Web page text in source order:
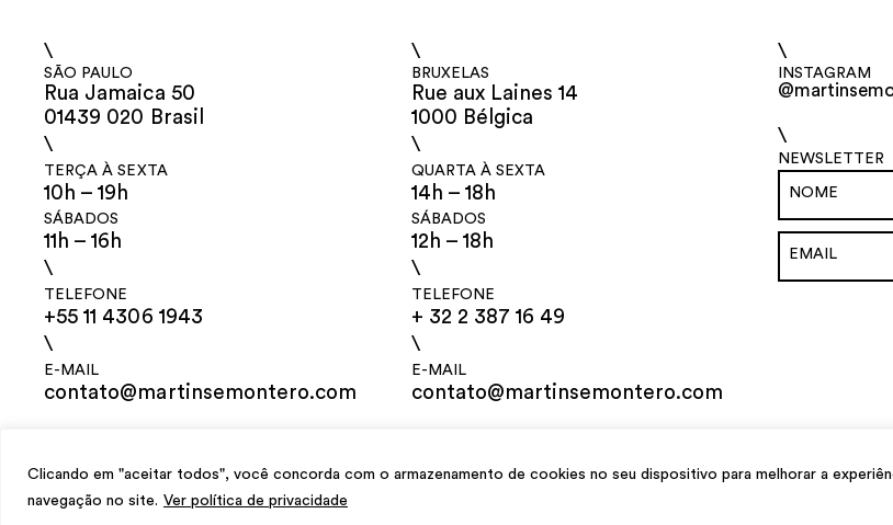
Clicando em "aceitar todos", você concorda com o armazenamento de cookies no seu dispositivo para melhorar a
navegação no site. Ver política de privacidade
\
SÃO PAULO
Rua Jamaica 50
01439 020 Brasil
\
TERÇA À SEXTA
10h – 19h
SÁBADOS
11h – 16h
\
TELEFONE
+55 11 4306 1943
\
E-MAIL
contato@martinsemontero.com
\
BRUXELAS
Rue aux Laines 14
1000 Bélgica
\
QUARTA À SEXTA
14h – 18h
SÁBADOS
12h – 18h
\
TELEFONE
+ 32 2 387 16 49
\
E-MAIL
contato@martinsemontero.com
\
INSTAGRAM
\
NEWSLETTER